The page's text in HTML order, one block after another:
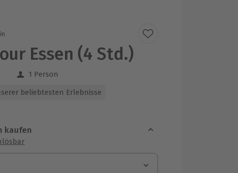
Essen (4 Std.)
5 aus 20 Bewertungen
1 Person
beliebtesten Erlebnisse
kaufen